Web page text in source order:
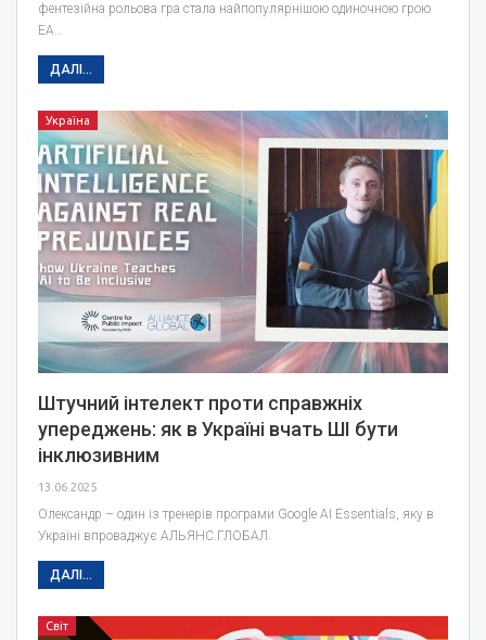
фентезійна рольова гра стала найпопулярнішою одиночною грою
EA…
ДАЛІ...
Україна
Штучний інтелект проти справжніх
упереджень: як в Україні вчать ШІ бути
інклюзивним
13.06.2025
Олександр – один із тренерів програми Google AI Essentials, яку в
Україні впроваджує АЛЬЯНС.ГЛОБАЛ.
ДАЛІ...
Світ